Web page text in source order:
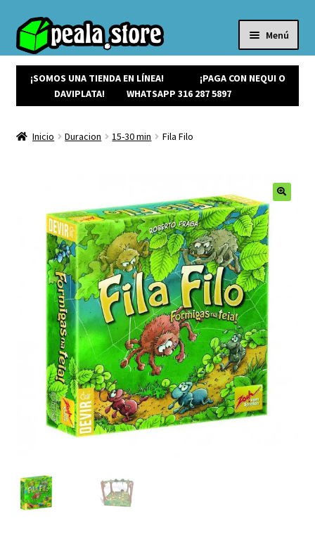
Menú
Productos
¡Ofertas!
¡NUEVOS!
Contacto
¡SOMOS UNA TIENDA EN LÍNEA!
¡PAGA CON NEQUI O
DAVIPLATA!
WHATSAPP 316 287 5897
Inicio Duracion 15-30 min Fila Filo